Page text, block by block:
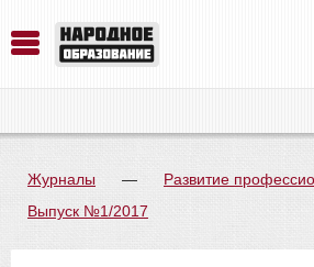
Журналы — Развитие
Выпуск №1/2017